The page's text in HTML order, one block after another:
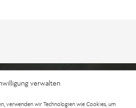
verwalten
verwenden wir Technologien wie Cookies, um